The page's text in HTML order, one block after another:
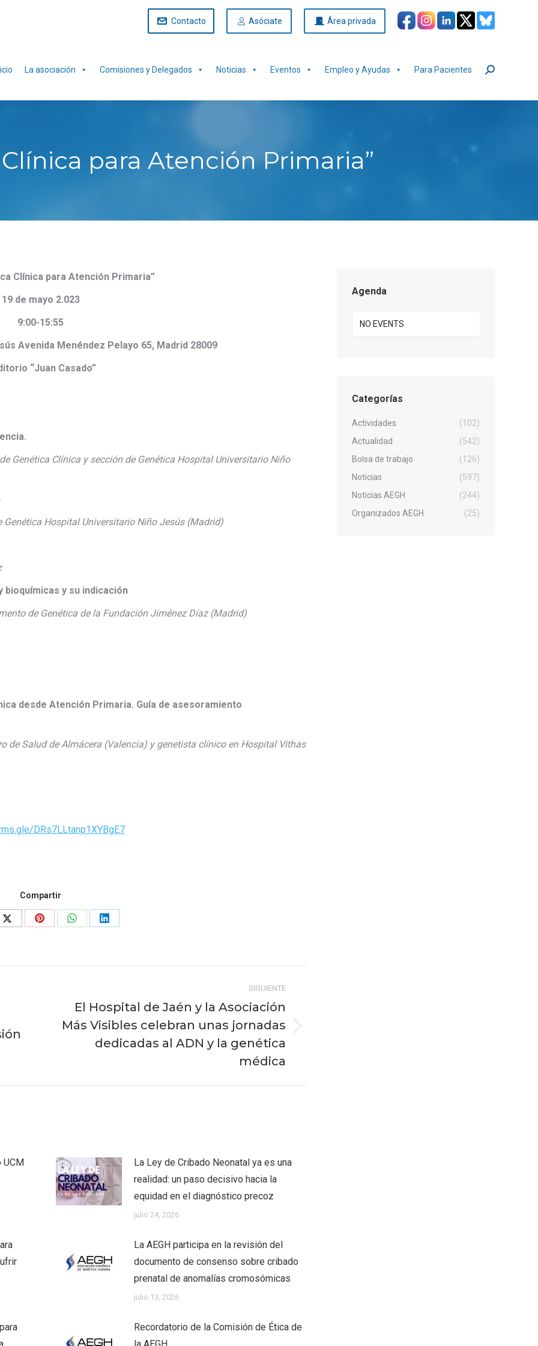
Contacto Asóciate Área privada
La asociación Comisiones y Delegados Noticias Eventos Empleo y Ayudas Para Pacientes Buscar:
para Atención Primaria”
Clínica para Atención Primaria”
19 de mayo 2.023
9:00-15:55
Avenida Menéndez Pelayo 65, Madrid 28009
“Juan Casado”
Genética Clínica y sección de Genética Hospital Universitario Niño
Hospital Universitario Niño Jesús (Madrid)
y su indicación
de Genética de la Fundación Jiménez Díaz (Madrid)
desde Atención Primaria. Guía de asesoramiento
de Salud de Almácera (Valencia) y genetista clínico en Hospital Vithas
DRs7LLtanp1XYBgE7
Compartir
Share
Share
Share
Share
SIGUIENTE
Publicación
siguiente:
El Hospital de Jaén y la Asociación
Más Visibles celebran unas jornadas
dedicadas al ADN y la genética
médica
La Ley de Cribado Neonatal ya es una
realidad: un paso decisivo hacia la
equidad en el diagnóstico precoz
julio 24, 2026
La AEGH participa en la revisión del
documento de consenso sobre cribado
prenatal de anomalías cromosómicas
julio 13, 2026
Recordatorio de la Comisión de Ética de
Agenda
NO EVENTS
Categorías
Actividades
(102)
Actualidad
(542)
Bolsa de trabajo
(126)
Noticias
(597)
Noticias AEGH
(244)
Organizados AEGH
(25)